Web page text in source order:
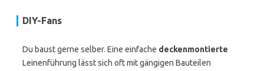
DIY-Fans
Du baust gerne selber. Eine einfache deckenmontierte
Leinenführung lässt sich oft mit gängigen Bauteilen